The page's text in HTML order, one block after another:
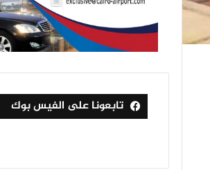
تابعونا على الفيس بوك